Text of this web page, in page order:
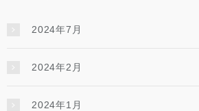
2024年7月
2024年2月
2024年1月